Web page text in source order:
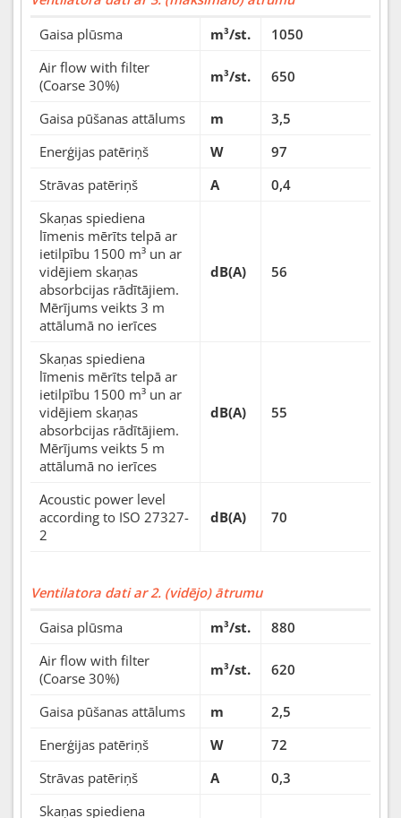
Gaisa plūsma
m³/st.
1050
Air flow with filter
(Coarse 30%)
m³/st. 650
Gaisa pūšanas attālums m
3,5
Enerģijas patēriņš
W
97
Strāvas patēriņš
A
0,4
Skaņas spiediena
līmenis mērīts telpā ar
ietilpību 1500 m³ un ar
vidējiem skaņas
absorbcijas rādītājiem.
Mērījums veikts 3 m
attālumā no ierīces
dB(A) 56
Skaņas spiediena
līmenis mērīts telpā ar
ietilpību 1500 m³ un ar
vidējiem skaņas
absorbcijas rādītājiem.
Mērījums veikts 5 m
attālumā no ierīces
dB(A) 55
Acoustic power level
according to ISO 27327-
2
dB(A) 70
Ventilatora dati ar 2. (vidējo) ātrumu
Gaisa plūsma
m³/st.
880
Air flow with filter
(Coarse 30%)
m³/st. 620
Gaisa pūšanas attālums m
2,5
Enerģijas patēriņš
W
72
Strāvas patēriņš
A
0,3
Skaņas spiediena